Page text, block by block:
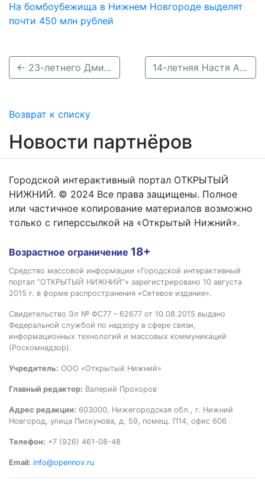
На бомбоубежища в Нижнем Новгороде выделят
почти 450 млн рублей
← 23-летнего Дмитрия Серебровского почти три недели разыскивают в Нижнем Новгороде 14-летняя Настя Александрова пропала в Нижнем Новгороде →
Возврат к списку
Новости партнёров
Городской интерактивный портал ОТКРЫТЫЙ
НИЖНИЙ. © 2024 Все права защищены. Полное
или частичное копирование материалов возможно
только с гиперссылкой на «Открытый Нижний».
Возрастное ограничение 18+
Средство массовой информации «Городской интерактивный
портал “ОТКРЫТЫЙ НИЖНИЙ”» зарегистрировано 10 августа
2015 г. в форме распространения «Сетевое издание».
Свидетельство Эл № ФС77 – 62677 от 10.08.2015 выдано
Федеральной службой по надзору в сфере связи,
информационных технологий и массовых коммуникаций
(Роскомнадзор).
Учредитель: ООО «Открытый Нижний»
Главный редактор: Валерий Прохоров
Адрес редакции: 603000, Нижегородская обл., г. Нижний
Новгород, улица Пискунова, д. 59, помещ. П14, офис 606
Телефон: +7 (926) 461-08-48
Email: info@opennov.ru